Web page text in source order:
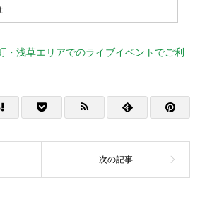
浅草エリアでのライブイベントでご利